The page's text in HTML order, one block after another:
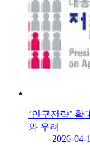
‘인구전략’ 확
와 우려
2026-04-